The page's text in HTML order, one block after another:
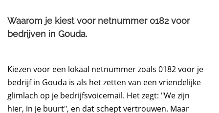
Waarom je kiest voor netnummer 0182 voor
bedrijven in Gouda.​
Kiezen voor een lokaal netnummer zoals 0182 voor je
bedrijf in Gouda is als het zetten van een vriendelijke
glimlach op je bedrijfsvoicemail. Het zegt: "We zijn
hier, in je buurt", en dat schept vertrouwen. Maar